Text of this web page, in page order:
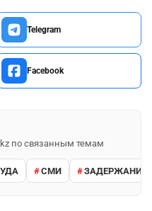
Telegram
Facebook
по связанным темам
СМИ ЗАДЕРЖАНИЕ